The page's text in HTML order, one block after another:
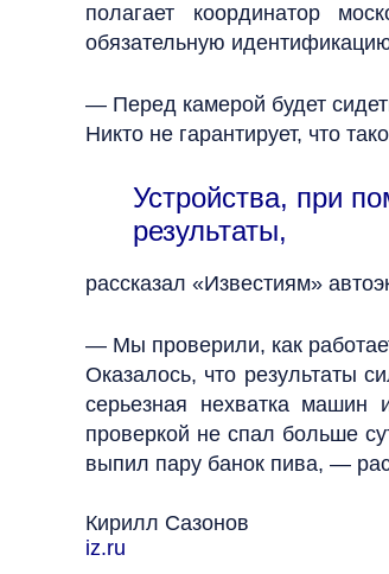
полагает координатор
обязательную
— Перед камерой будет
Никто не гарантирует, что
Устройства, при
результаты,
рассказал «Известиям»
— Мы проверили, как
Оказалось, что результаты
серьезная нехватка машин
проверкой не спал больше
выпил пару банок пива, —
Кирилл Сазонов
iz.ru